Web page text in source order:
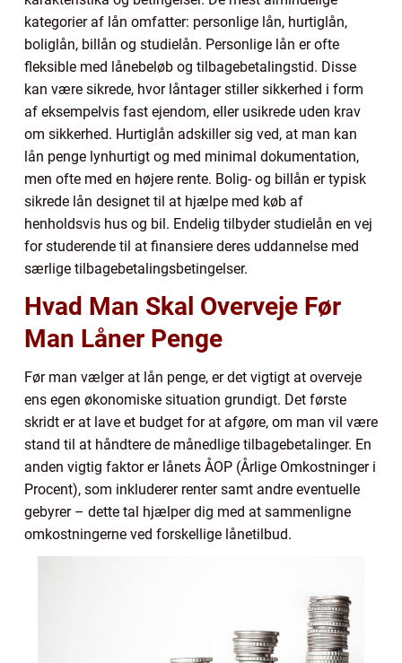
kategorier af lån omfatter: personlige lån, hurtiglån,
boliglån, billån og studielån. Personlige lån er ofte
fleksible med lånebeløb og tilbagebetalingstid. Disse
kan være sikrede, hvor låntager stiller sikkerhed i form
af eksempelvis fast ejendom, eller usikrede uden krav
om sikkerhed. Hurtiglån adskiller sig ved, at man kan
lån penge lynhurtigt og med minimal dokumentation,
men ofte med en højere rente. Bolig- og billån er typisk
sikrede lån designet til at hjælpe med køb af
henholdsvis hus og bil. Endelig tilbyder studielån en vej
for studerende til at finansiere deres uddannelse med
særlige tilbagebetalingsbetingelser.
Hvad Man Skal Overveje Før
Man Låner Penge
Før man vælger at lån penge, er det vigtigt at overveje
ens egen økonomiske situation grundigt. Det første
skridt er at lave et budget for at afgøre, om man vil være
stand til at håndtere de månedlige tilbagebetalinger. En
anden vigtig faktor er lånets ÅOP (Årlige Omkostninger i
Procent), som inkluderer renter samt andre eventuelle
gebyrer – dette tal hjælper dig med at sammenligne
omkostningerne ved forskellige lånetilbud.